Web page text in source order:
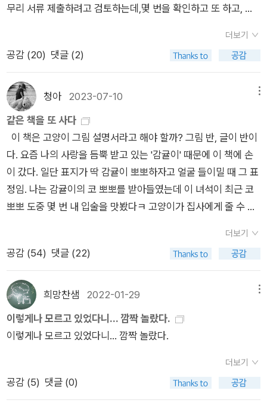
잘 해야 외국어도 잘 하는 법!
무리 서류 제출하려고 검토하는데,몇 번을 확인하고 또 하고, 빠
는데,제출하자마자 퇴짜 맞았다. ㅎㅎㅎ일단 실습 일지 양식에 어
긋나는 게 있어서 퇴짜. 날짜와 내용 안 맞아서 퇴짜.몇 번을 확인
간이 있어서 차분하게 처음부터 다시 쓰고 고쳤다.내용 확인, 날
짜 확인, 또 확인 또 확인, 오탈자 확인.최종본 제출하기까지 몇
번을 반복해서 확인했는데, 제출하려니 손이 벌벌 떨린다.다시 퇴
짜 맞을까 봐.근데 정말, 오탈자는 왜 자기 눈에는 잘 안 보여? 그
유명한 작품, <빅 픽처>를 아직 못 읽어서,이번에 출간된 개정판
으로, 새로운 표지로 만나보려고 희망도서 신청했는데,구판으로
입고가 되었다....
더보기
공감 (20) 댓글 (2)
청아 2023-07-10
같은 책을 또 사다
이 책은 고양이 그림 설명서라고 해야 할까? 그림 반, 글이 반이
다. 요즘 나의 사랑을 듬뿍 받고 있는 '감귤이' 때문에 이 책에 손
이 갔다. 일단 표지가 딱 감귤이 뽀뽀하자고 얼굴 들이밀 때 그 표
정임. 나는 감귤이의 코 뽀뽀를 받아들였는데 이 녀석이 최근 코
뽀뽀 도중 몇 번 내 입술을 맛봤다ㅋ 고양이가 집사에게 줄 수 있
때의 설움이 싹 가신다. 넷플릭스에서 '고양이는 왜 고양이일
까?'도 여러모로 고양이를 공부하는데 도움을 줬는데 이 책도 다
6% 일치한다는 점, 고양이도 오른손 잡이 왼손 잡이가 있다는 것
등등...감귤이 닮은 넷플릭스 다큐 메인화면 '정희진의 공부' 7월
호를 듣고 주간지를 몇 권 구입해서 읽고 있다. 네이버나 다음으
로만 뉴스를 소비하다가 주간지를 읽으면 확실히 차이를 실감한
다. '복지 민영화 문제'도 궁금했는데 비교적 자세히 다루고 있어
읽을만했다. 최근 호에 '뉴스 댓글'에 대한 기사가 나오는데 나도
더보기
공감 (54) 댓글 (22)
희망찬샘 2022-01-29
이렇게나 모르고 있었다니... 깜짝 놀랐다.
이렇게나 모르고 있었다니... 깜짝 놀랐다.
더보기
공감 (5) 댓글 (0)